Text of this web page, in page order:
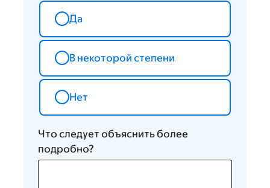
Да
В некоторой степени
Нет
Что следует объяснить более
подробно?